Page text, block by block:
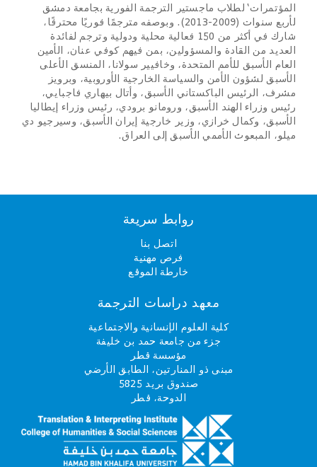
المؤتمرات‘ لطلاب ماجستير الترجمة الفورية بجامعة دمشق
لأربع سنوات (2009-2013). وبوصفه مترجمًا فوريًا محترفًا،
شارك في أكثر من 150 فعالية محلية ودولية وترجم لفائدة
العديد من القادة والمسؤولين، بمن فيهم كوفي عنان، الأمين
العام الأسبق للأمم المتحدة، وخافيير سولانا، المنسق الأعلى
الأسبق لشؤون الأمن والسياسة الخارجية الأوروبية، وبرويز
مشرف، الرئيس الباكستاني الأسبق، وأتال بيهاري فاجبايي،
رئيس وزراء الهند الأسبق، ورومانو برودي، رئيس وزراء إيطاليا
الأسبق، وكمال خرازي، وزير خارجية إيران الأسبق، وسيرجيو دي
ميلو، المبعوث الأممي الأسبق إلى العراق.
روابط سريعة
اتصل بنا
فرص مهنية
خارطة الموقع
معهد دراسات الترجمة
كلية العلوم الإنسانية والاجتماعية
جزء من جامعة حمد بن خليفة
مؤسسة قطر
مبنى ذو المنارتين، الطابق الأرضي
صندوق بريد 5825
الدوحة، قطر